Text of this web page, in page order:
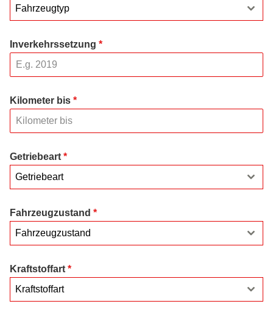
Fahrzeugtyp
Inverkehrssetzung *
Kilometer bis *
Getriebeart *
Getriebeart
Fahrzeugzustand *
Fahrzeugzustand
Kraftstoffart *
Kraftstoffart